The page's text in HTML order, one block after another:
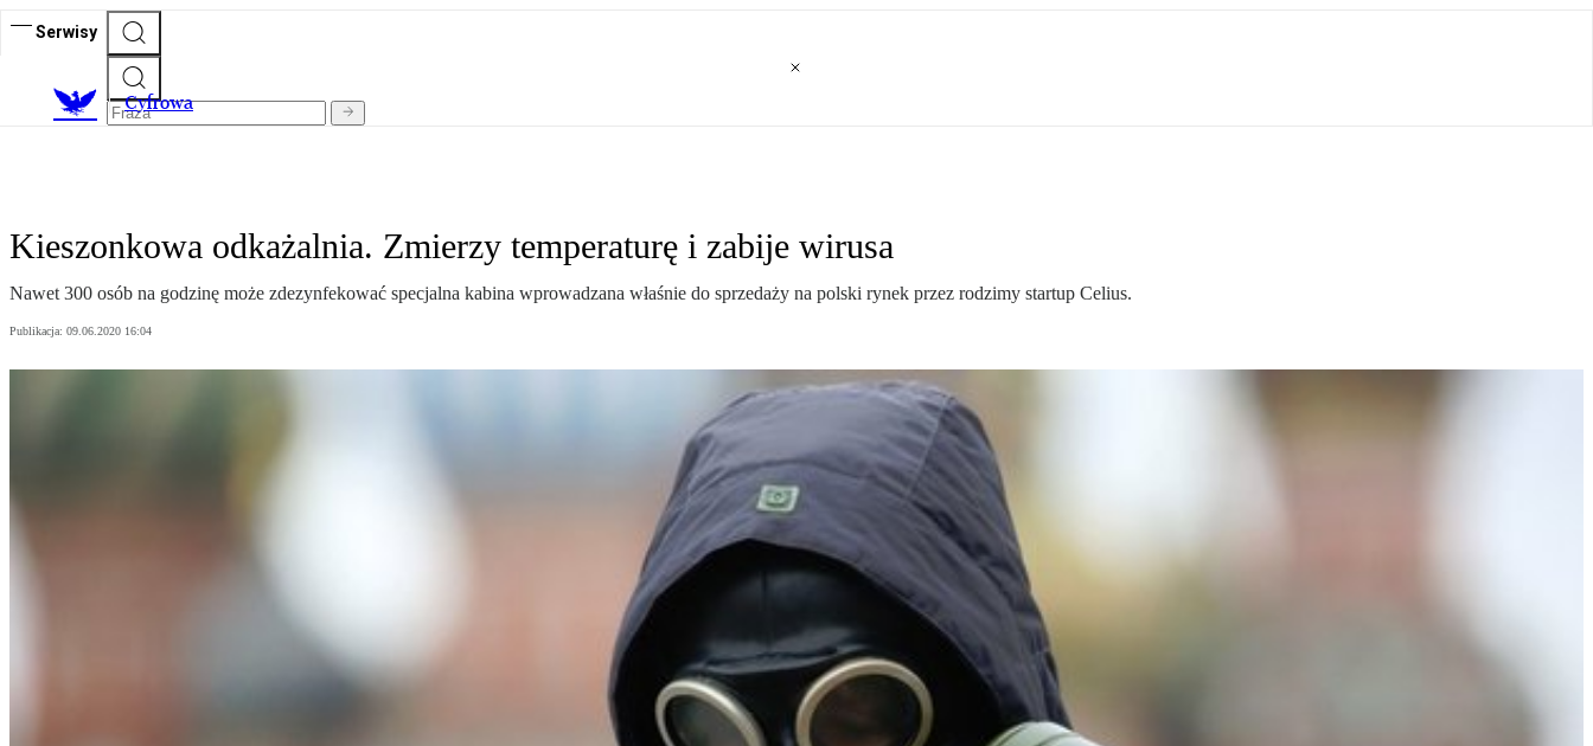
Serwisy
Cyfrowa
Kieszonkowa odkażalnia. Zmierzy temperaturę i zabije wirusa
Nawet 300 osób na godzinę może zdezynfekować specjalna kabina wprowadzana właśnie do sprzedaży na polski rynek przez rodzimy startup Celius.
Publikacja: 09.06.2020 16:04